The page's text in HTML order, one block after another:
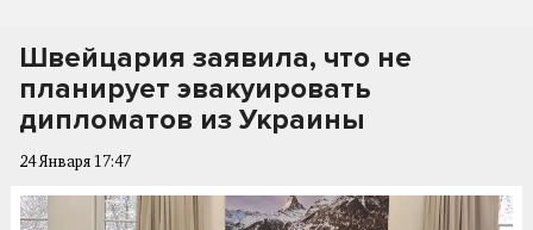
Швейцария заявила, что не
планирует эвакуировать
дипломатов из Украины
24 Января 17:47